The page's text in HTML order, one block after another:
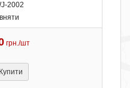
2002
грн./шт
Купити